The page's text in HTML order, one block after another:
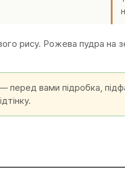
рису. Рожева пудра
вами підробка,